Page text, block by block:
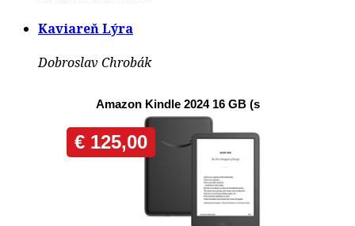
Kaviareň Lýra
Dobroslav Chrobák